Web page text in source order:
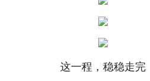
这一程，稳稳走完